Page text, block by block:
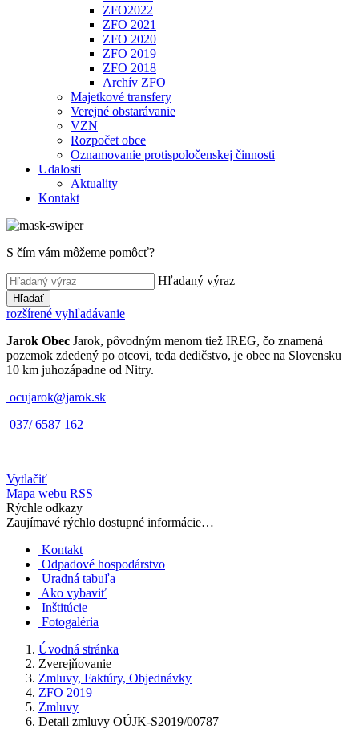
ZFO2022
ZFO 2021
ZFO 2020
ZFO 2019
ZFO 2018
Archív ZFO
Majetkové transfery
Verejné obstarávanie
VZN
Rozpočet obce
Oznamovanie protispoločenskej činnosti
Udalosti
Aktuality
Kontakt
S čím vám môžeme pomôcť?
Hľadaný výraz
Hľadať
rozšírené vyhľadávanie
Jarok Obec Jarok, pôvodným menom tiež IREG, čo znamená
pozemok zdedený po otcovi, teda dedičstvo, je obec na Slovensku
10 km juhozápadne od Nitry.
ocujarok@jarok.sk
037/ 6587 162
Vytlačiť
Mapa webu RSS
Rýchle odkazy
Zaujímavé rýchlo dostupné informácie…
Kontakt
Odpadové hospodárstvo
Uradná tabuľa
Ako vybaviť
Inštitúcie
Fotogaléria
Úvodná stránka
Zverejňovanie
Zmluvy, Faktúry, Objednávky
ZFO 2019
Zmluvy
Detail zmluvy OÚJK-S2019/00787